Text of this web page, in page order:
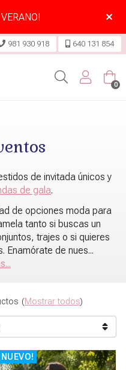
981 930 918 640 131 854
Buscar 0
de invitada únicos y
de gala.
de opciones moda para
tanto si buscas un
trajes o si quieres
Enamórate de nues...
(Mostrar todos)